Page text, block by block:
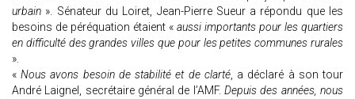
urbain ». Sénateur du Loiret, Jean-Pierre Sueur a répondu que les
besoins de péréquation étaient « aussi importants pour les quartiers
en difficulté des grandes villes que pour les petites communes rurales
».
« Nous avons besoin de stabilité et de clarté, a déclaré à son tour
André Laignel, secrétaire général de l’AMF. Depuis des années, nous